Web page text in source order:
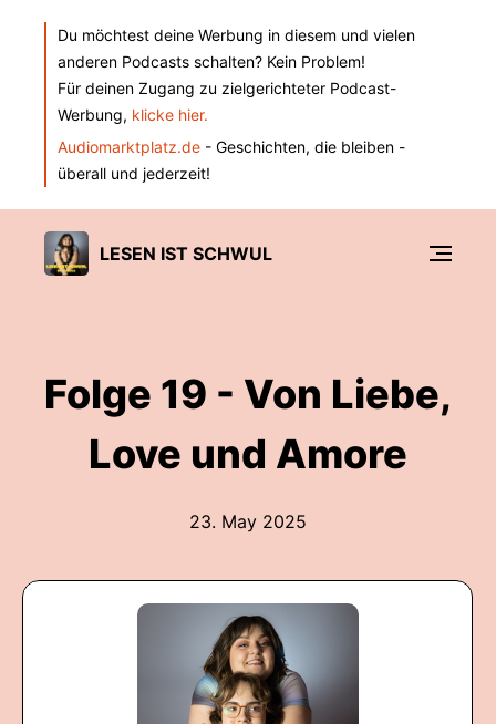
Du möchtest deine Werbung in diesem und vielen
anderen Podcasts schalten? Kein Problem!
Für deinen Zugang zu zielgerichteter Podcast-
Werbung, klicke hier.
Audiomarktplatz.de - Geschichten, die bleiben -
überall und jederzeit!
LESEN IST SCHWUL
Folge 19 - Von Liebe,
Love und Amore
23. May 2025